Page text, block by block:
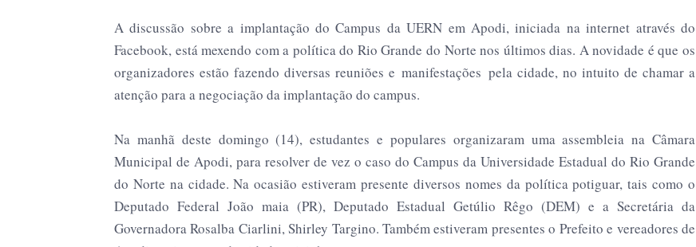
A discussão sobre a implantação do Campus da UERN em Apodi, iniciada na internet através do
Facebook, está mexendo com a política do Rio Grande do Norte nos últimos dias. A novidade é que os
organizadores estão fazendo diversas reuniões e manifestações pela cidade, no intuito de chamar a
atenção para a negociação da implantação do campus.
Na manhã deste domingo (14), estudantes e populares organizaram uma assembleia na Câmara
Municipal de Apodi, para resolver de vez o caso do Campus da Universidade Estadual do Rio Grande
do Norte na cidade. Na ocasião estiveram presente diversos nomes da política potiguar, tais como o
Deputado Federal João maia (PR), Deputado Estadual Getúlio Rêgo (DEM) e a Secretária da
Governadora Rosalba Ciarlini, Shirley Targino. Também estiveram presentes o Prefeito e vereadores de